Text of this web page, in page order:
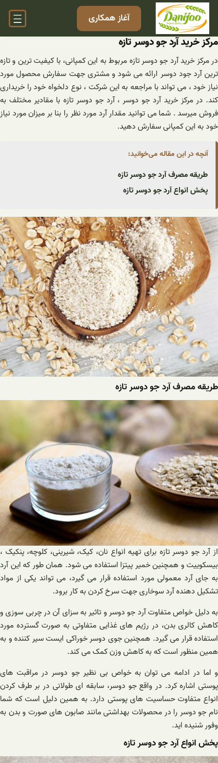
رفتن
محتوا
آغاز همکاری
مرکز خرید آرد جو دوسر تازه
در مرکز خرید آرد جو دوسر تازه مربوط به این کمپانی، با کیفیت ترین و تازه
ترین آرد جود دوسر ارائه می شود و مشتری جهت سفارش محصول مورد
نیاز خود ، می تواند با مراجعه به این شرکت ، نوع دلخواه خود را خریداری
کند. در مرکز خرید آرد جو دوسر ، آرد جو دوسر تازه با مقادیر مختلف به
فروش میرسد . شما می توانید مقدار آرد مورد نظر را بنا بر میزان مورد نیاز
خود به این کمپانی سفارش دهید.
آنچه در این مقاله می‌خوانید:
طریقه مصرف آرد جو دوسر تازه
پخش انواع آرد جو دوسر تازه
طریقه مصرف آرد جو دوسر تازه
از آرد جو دوسر تازه برای تهیه انواع نان، کیک، شیرینی، کلوچه، پنکیک ،
بیسکوییت و همچنین خمیر پیتزا استفاده می شود. همان طور که این آرد
به جای آرد معمولی مورد استفاده قرار می گیرد، می تواند یکی از مواد
تشکیل دهنده آرد سوخاری جهت سرخ کردن به کار برود.
به دلیل خواص متفاوت آرد جو دوسر و تاثیر به سزای آن در چربی سوزی و
کاهش کالری بدن، در رژیم های غذایی متفاوتی به صورت گسترده مورد
استفاده قرار می گیرد. همچنین جوی دوسر خوراکی ایست سیر کننده و به
همین منظور است که به کاهش وزن کمک می کند.
و اما در ادامه می توان به خواص بی نظیر جو دوسر در مراقبت های
پوستی اشاره کرد. در واقع جو دوسر، سابقه ای طولانی در بر طرف کردن
انواع متفاوت حساسیت های پوستی دارد. به همین دلیل است که شما
نام جو دوسر را در محصولات بهداشتی مانند صابون های صورت و بدن به
وفور شنیده اید.
پخش انواع آرد جو دوسر تازه